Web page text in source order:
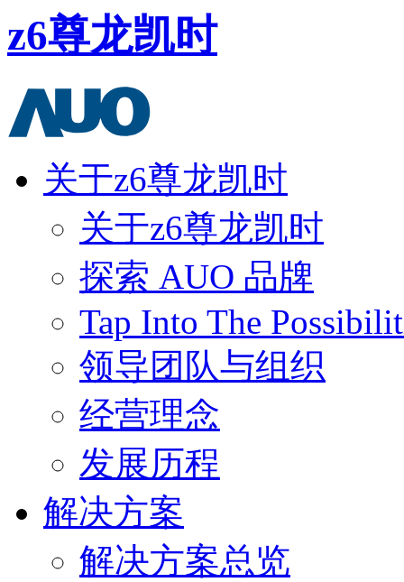
z6尊龙凯时
关于z6尊龙凯时
关于z6尊龙凯时
探索 AUO 品牌
Tap Into The
领导团队与组织
经营理念
发展历程
解决方案
解决方案总览